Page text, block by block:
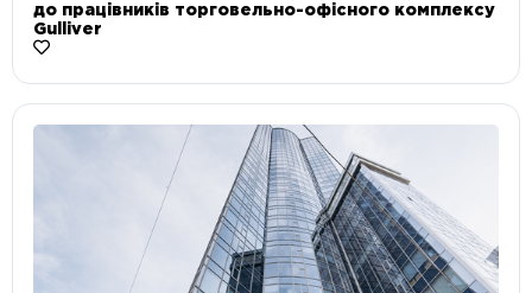
до працівників торговельно-офісного комплексу
Gulliver